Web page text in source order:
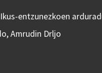
entzunezkoen
Amrudin Drljo